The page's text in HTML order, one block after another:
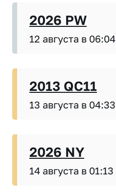
2026 PW
12 августа в 06:04
2013 QC11
13 августа в 04:33
2026 NY
14 августа в 01:13